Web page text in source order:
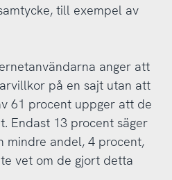
till exempel av
anger att
på en sajt utan att
61 procent uppger att de
Endast 13 procent säger
mindre andel, 4 procent,
vet om de gjort detta